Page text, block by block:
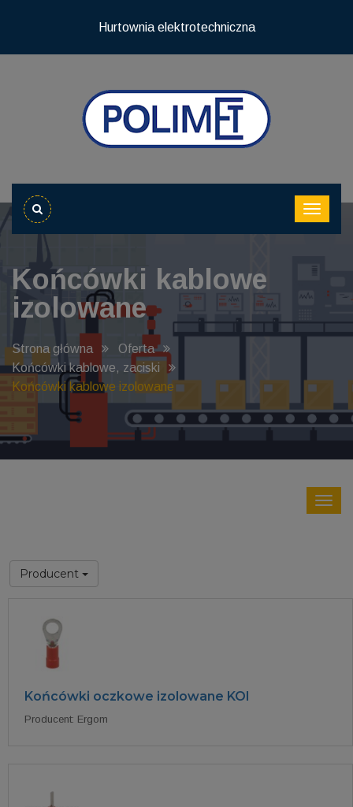
Hurtownia elektrotechniczna
Końcówki kablowe
izolowane
Strona główna
Oferta
Końcówki kablowe, zaciski
Końcówki kablowe izolowane
Producent
Końcówki oczkowe izolowane KOI
Producent: Ergom